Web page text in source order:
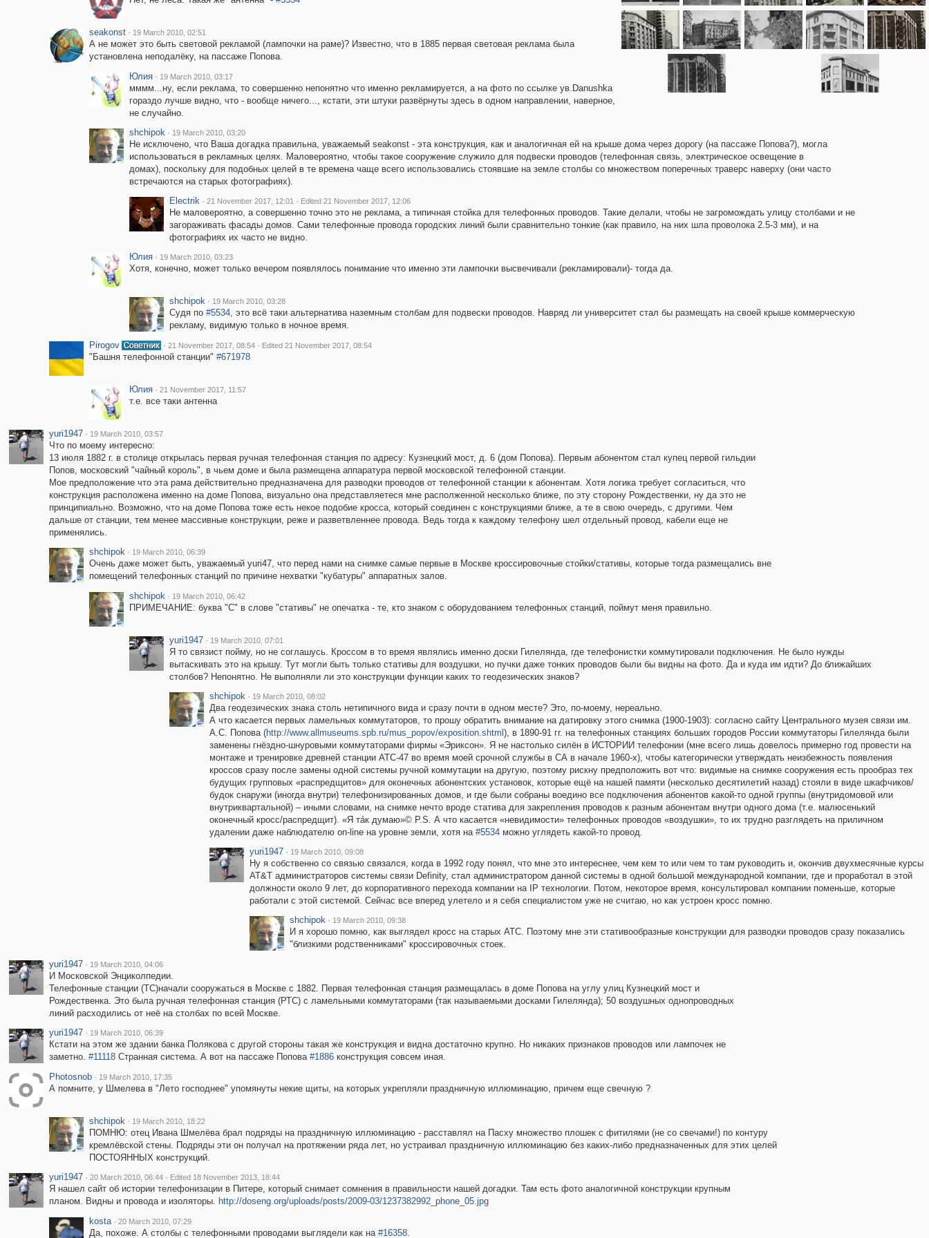
seakonst · 19 March 2010, 02:51
А не может это быть световой рекламой (лампочки на раме)? Известно, что в 1885 первая световая реклама была
установлена неподалёку, на пассаже Попова.
Юлия · 19 March 2010, 03:17
мммм...ну, если реклама, то совершенно непонятно что именно рекламируется, а на фото по ссылке ув.Danushka
гораздо лучше видно, что - вообще ничего..., кстати, эти штуки развёрнуты здесь в одном направлении, наверное,
не случайно.
shchipok · 19 March 2010, 03:20
Не исключено, что Ваша догадка правильна, уважаемый seakonst - эта конструкция, как и аналогичная ей на крыше дома через дорогу (на пассаже Попова?), могла
использоваться в рекламных целях. Маловероятно, чтобы такое сооружение служило для подвески проводов (телефонная связь, электрическое освещение в
домах), поскольку для подобных целей в те времена чаще всего использовались стоявшие на земле столбы со множеством поперечных траверс наверху (они часто
встречаются на старых фотографиях).
Electrik · 21 November 2017, 12:01 · Edited 21 November 2017, 12:06
Не маловероятно, а совершенно точно это не реклама, а типичная стойка для телефонных проводов. Такие делали, чтобы не загромождать улицу столбами и не
загораживать фасады домов. Сами телефонные провода городских линий были сравнительно тонкие (как правило, на них шла проволока 2.5-3 мм), и на
фотографиях их часто не видно.
Юлия · 19 March 2010, 03:23
Хотя, конечно, может только вечером появлялось понимание что именно эти лампочки высвечивали (рекламировали)- тогда да.
shchipok · 19 March 2010, 03:28
Судя по #5534, это всё таки альтернатива наземным столбам для подвески проводов. Навряд ли университет стал бы размещать на своей крыше коммерческую
рекламу, видимую только в ночное время.
Pirogov
· 21 November 2017, 08:54 · Edited 21 November 2017, 08:54
"Башня телефонной станции" #671978
Юлия · 21 November 2017, 11:57
т.е. все таки антенна
yuri1947 · 19 March 2010, 03:57
Что по моему интересно:
13 июля 1882 г. в столице открылась первая ручная телефонная станция по адресу: Кузнецкий мост, д. 6 (дом Попова). Первым абонентом стал купец первой гильдии
Попов, московский "чайный король", в чьем доме и была размещена аппаратура первой московской телефонной станции.
Мое предположение что эта рама действительно предназначена для разводки проводов от телефонной станции к абонентам. Хотя логика требует согласиться, что
конструкция расположена именно на доме Попова, визуально она представляетеся мне располженной несколько ближе, по эту сторону Рождественки, ну да это не
принципиально. Возможно, что на доме Попова тоже есть некое подобие кросса, который соединен с конструкциями ближе, а те в свою очередь, с другими. Чем
дальше от станции, тем менее массивные конструкции, реже и разветвленнее провода. Ведь тогда к каждому телефону шел отдельный провод, кабели еще не
применялись.
shchipok · 19 March 2010, 06:39
Очень даже может быть, уважаемый yuri47, что перед нами на снимке самые первые в Москве кроссировочные стойки/стативы, которые тогда размещались вне
помещений телефонных станций по причине нехватки "кубатуры" аппаратных залов.
shchipok · 19 March 2010, 06:42
ПРИМЕЧАНИЕ: буква "С" в слове "стативы" не опечатка - те, кто знаком с оборудованием телефонных станций, поймут меня правильно.
yuri1947 · 19 March 2010, 07:01
Я то связист пойму, но не соглашусь. Кроссом в то время являлись именно доски Гилелянда, где телефонистки коммутировали подключения. Не было нужды
вытаскивать это на крышу. Тут могли быть только стативы для воздушки, но пучки даже тонких проводов были бы видны на фото. Да и куда им идти? До ближайших
столбов? Непонятно. Не выполняли ли это конструкции функции каких то геодезических знаков?
shchipok · 19 March 2010, 08:02
Два геодезических знака столь нетипичного вида и сразу почти в одном месте? Это, по-моему, нереально.
А что касается первых ламельных коммутаторов, то прошу обратить внимание на датировку этого снимка (1900-1903): согласно сайту Центрального музея связи им.
А.С. Попова (http://www.allmuseums.spb.ru/mus_popov/exposition.shtml ), в 1890-91 гг. на телефонных станциях больших городов России коммутаторы Гилелянда были
заменены гнёздно-шнуровыми коммутаторами фирмы «Эриксон». Я не настолько силён в ИСТОРИИ телефонии (мне всего лишь довелось примерно год провести на
монтаже и тренировке древней станции АТС-47 во время моей срочной службы в СА в начале 1960-х), чтобы категорически утверждать неизбежность появления
кроссов сразу после замены одной системы ручной коммутации на другую, поэтому рискну предположить вот что: видимые на снимке сооружения есть прообраз тех
будущих групповых «распредщитов» для оконечных абонентских установок, которые ещё на нашей памяти (несколько десятилетий назад) стояли в виде шкафчиков/
будок снаружи (иногда внутри) телефонизированных домов, и где были собраны воедино все подключения абонентов какой-то одной группы (внутридомовой или
внутриквартальной) – иными словами, на снимке нечто вроде статива для закрепления проводов к разным абонентам внутри одного дома (т.е. малюсенький
оконечный кросс/распредщит). «Я тáк думаю»© P.S. А что касается «невидимости» телефонных проводов «воздушки», то их трудно разглядеть на приличном
удалении даже наблюдателю on-line на уровне земли, хотя на #5534можно углядеть какой-то провод.
yuri1947 · 19 March 2010, 09:08
Ну я собственно со связью связался, когда в 1992 году понял, что мне это интереснее, чем кем то или чем то там руководить и, окончив двухмесячные курсы
AT&T администраторов системы связи Definity, стал администратором данной системы в одной большой международной компании, где и проработал в этой
должности около 9 лет, до корпоративного перехода компании на IP технологии. Потом, некоторое время, консультировал компании поменьше, которые
работали с этой системой. Сейчас все вперед улетело и я себя специалистом уже не считаю, но как устроен кросс помню.
shchipok · 19 March 2010, 09:38
И я хорошо помню, как выглядел кросс на старых АТС. Поэтому мне эти стативообразные конструкции для разводки проводов сразу показались
"близкими родственниками" кроссировочных стоек.
yuri1947 · 19 March 2010, 04:06
И Московской Энциколпедии.
Телефонные станции (ТС)начали сооружаться в Москве с 1882. Первая телефонная станция размещалась в доме Попова на углу улиц Кузнецкий мост и
Рождественка. Это была ручная телефонная станция (РТС) с ламельными коммутаторами (так называемыми досками Гилелянда); 50 воздушных однопроводных
линий расходились от неё на столбах по всей Москве.
yuri1947 · 19 March 2010, 06:39
Кстати на этом же здании банка Полякова с другой стороны такая же конструкция и видна достаточно крупно. Но никаких признаков проводов или лампочек не
заметно. #11118Странная система. А вот на пассаже Попова #1886конструкция совсем иная.
Photosnob · 19 March 2010, 17:35
А помните, у Шмелева в "Лето господнее" упомянуты некие щиты, на которых укрепляли праздничную иллюминацию, причем еще свечную ?
shchipok · 19 March 2010, 18:22
ПОМНЮ: отец Ивана Шмелёва брал подряды на праздничную иллюминацию - расставлял на Пасху множество плошек с фитилями (не со свечами!) по контуру
кремлёвской стены. Подряды эти он получал на протяжении ряда лет, но устраивал праздничную иллюминацию без каких-либо предназначенных для этих целей
ПОСТОЯННЫХ конструкций.
yuri1947 · 20 March 2010, 06:44 · Edited 18 November 2013, 18:44
Я нашел сайт об истории телефонизации в Питере, который снимает сомнения в правильности нашей догадки. Там есть фото аналогичной конструкции крупным
планом. Видны и провода и изоляторы. http://doseng.org/uploads/posts/2009-03/1237382992_phone_05.jpg
kosta · 20 March 2010, 07:29
Да, похоже. А столбы с телефонными проводами выглядели как на #16358.